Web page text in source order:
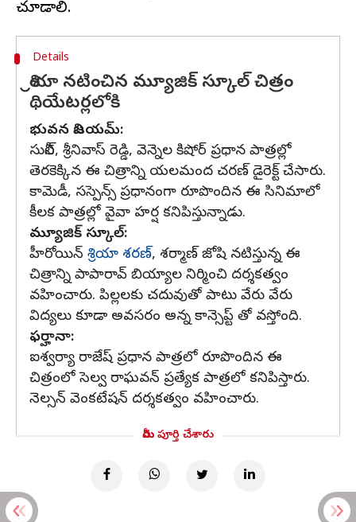
Details
శ్రియా నటించిన మ్యూజిక్ స్కూల్ చిత్రం
థియేటర్లలోకి
భువన విజయమ్:
సునీల్, శ్రీనివాస్ రెడ్డి, వెన్నెల కిషోర్ ప్రధాన పాత్రల్లో
తెరకెక్కిన ఈ చిత్రాన్ని యలమంద చరణ్ డైరెక్ట్ చేసారు.
కామెడీ, సస్పెన్స్ ప్రధానంగా రూపొందిన ఈ సినిమాలో
కీలక పాత్రల్లో వైవా హర్ష కనిపిస్తున్నాడు.
మ్యూజిక్ స్కూల్:
హీరోయిన్ శ్రియా శరణ్, శర్మాణ్ జోషి నటిస్తున్న ఈ
చిత్రాన్ని పాపారావ్ బియ్యాల నిర్మించి దర్శకత్వం
వహించారు. పిల్లలకు చదువుతో పాటు వేరు వేరు
విద్యలు కూడా అవసరం అన్న కాన్సెప్ట్ తో వస్తోంది.
ఫర్హానా:
ఐశ్వర్యా రాజేష్ ప్రధాన పాత్రలో రూపొందిన ఈ
చిత్రంలో సెల్వ రాఘవన్ ప్రత్యేక పాత్రలో కనిపిస్తారు.
నెల్సన్ వెంకటేషన్ దర్శకత్వం వహించారు.
మీరు పూర్తి చేశారు